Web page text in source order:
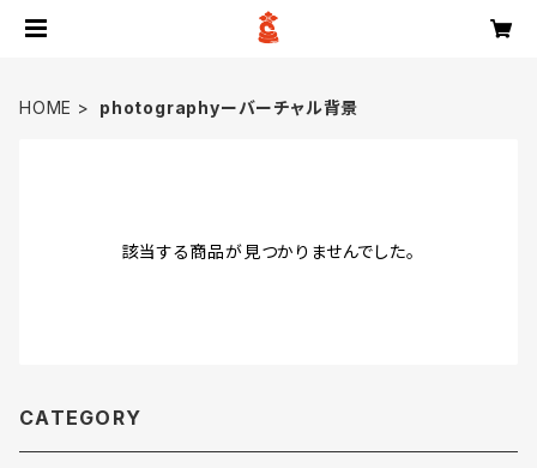
HOME photographyーバーチャル背景
該当する商品が見つかりませんでした。
CATEGORY